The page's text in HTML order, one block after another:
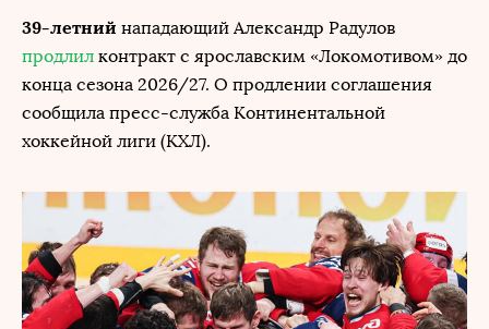
39-летний нападающий Александр Радулов
продлил контракт с ярославским «Локомотивом» до
конца сезона 2026/27. О продлении соглашения
сообщила пресс-служба Континентальной
хоккейной лиги (КХЛ).